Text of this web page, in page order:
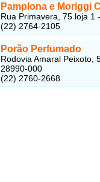
Pamplona e Moriggi
Rua Primavera, 75 loja 1
(22) 2764-2105
Porão Perfumado
Rodovia Amaral Peixoto,
28990-000
(22) 2760-2668